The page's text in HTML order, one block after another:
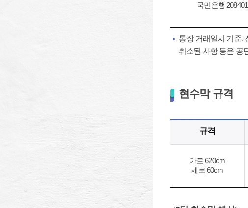
국민은행
통장 거래일시 기준.
취소된 사항 등은 공
현수막 규격
규격
가로 620cm
세로 60cm